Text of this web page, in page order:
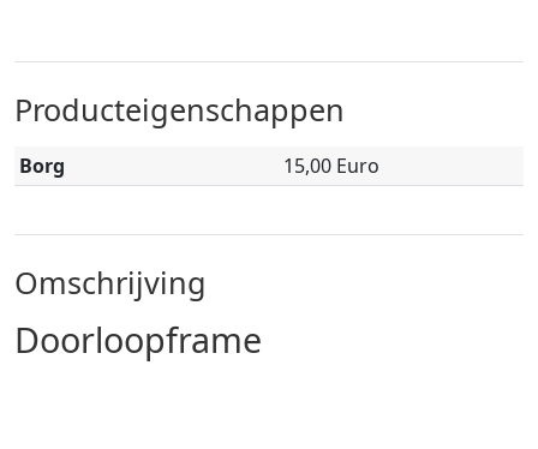
Producteigenschappen
Borg 15,00 Euro
Omschrijving
Doorloopframe